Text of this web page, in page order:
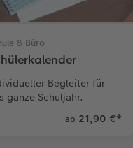
& Büro
Begleiter für
ganze Schuljahr.
ab 21,90 €*